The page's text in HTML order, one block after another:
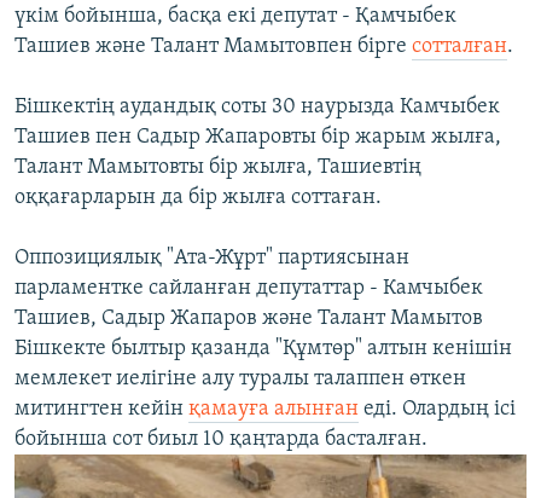
үкім бойынша, басқа екі депутат - Қамчыбек
Ташиев және Талант Мамытовпен бірге сотталған.
Бішкектің аудандық соты 30 наурызда Камчыбек
Ташиев пен Садыр Жапаровты бір жарым жылға,
Талант Мамытовты бір жылға, Ташиевтің
оққағарларын да бір жылға соттаған.
Оппозициялық "Ата-Жұрт" партиясынан
парламентке сайланған депутаттар - Камчыбек
Ташиев, Садыр Жапаров және Талант Мамытов
Бішкекте былтыр қазанда "Құмтөр" алтын кенішін
мемлекет иелігіне алу туралы талаппен өткен
митингтен кейін қамауға алынған еді. Олардың ісі
бойынша сот биыл 10 қаңтарда басталған.